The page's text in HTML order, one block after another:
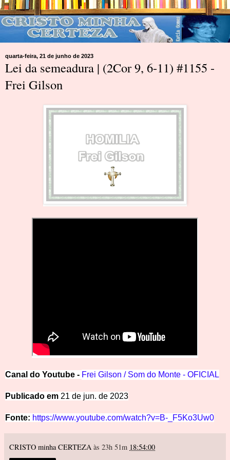
quarta-feira, 21 de junho de 2023
Lei da semeadura | (2Cor 9, 6-11) #1155 -
Frei Gilson
Canal do Youtube - Frei Gilson / Som do Monte - OFICIAL
Publicado em 21 de jun. de 2023
Fonte: https://www.youtube.com/watch?v=B-_F5Ko3Uw0
CRISTO minha CERTEZA às 23h 51m 18:54:00